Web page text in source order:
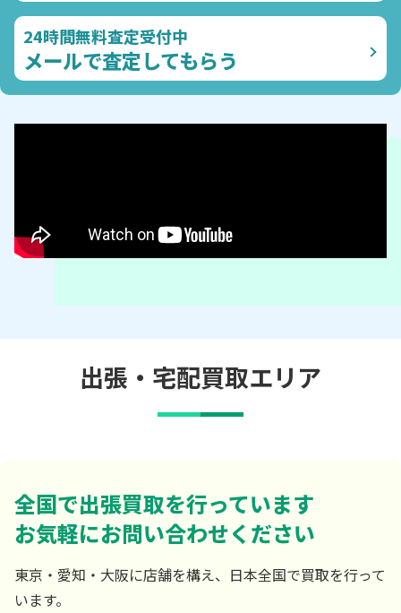
24時間無料査定受付中
メールで査定してもらう
出張・宅配買取エリア
全国で出張買取を行っています
お気軽にお問い合わせください
東京・愛知・大阪に店舗を構え、日本全国で買取を行って
います。